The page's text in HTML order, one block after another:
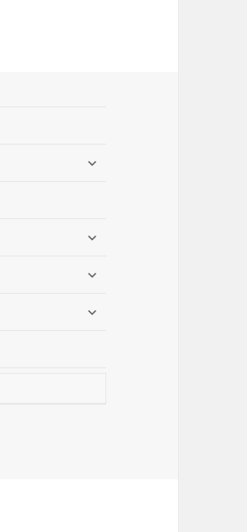
untermenü
untermenü
untermenü
untermenü